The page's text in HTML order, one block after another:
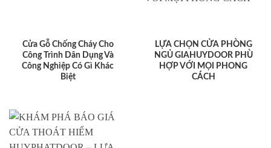
Cửa Gỗ Chống Cháy Cho
Công Trình Dân Dụng Và
Công Nghiệp Có Gì Khác
Biệt
LỰA CHỌN CỬA PHÒNG
NGỦ GIAHUYDOOR PHÙ
HỢP VỚI MỌI PHONG
CÁCH